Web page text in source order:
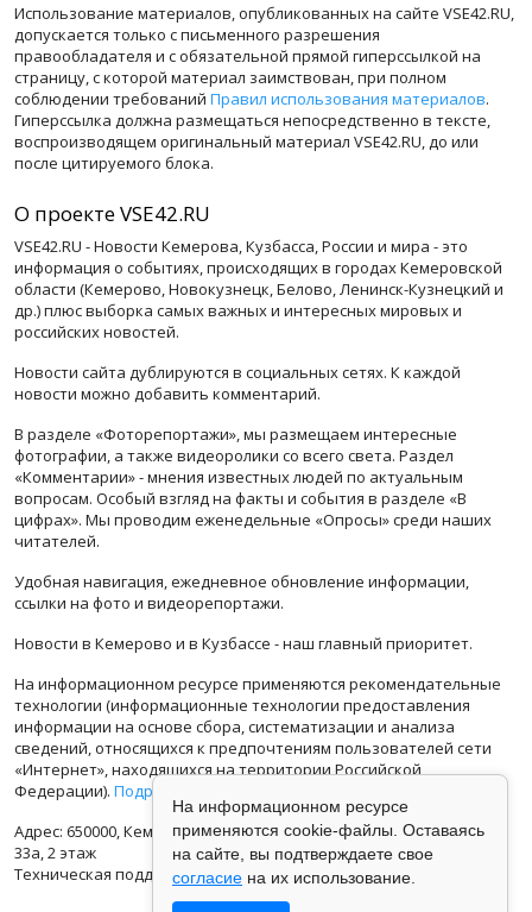
Использование материалов, опубликованных на сайте VSE42.RU,
допускается только с письменного разрешения
правообладателя и с обязательной прямой гиперссылкой на
страницу, с которой материал заимствован, при полном
соблюдении требований Правил использования материалов.
Гиперссылка должна размещаться непосредственно в тексте,
воспроизводящем оригинальный материал VSE42.RU, до или
после цитируемого блока.
О проекте VSE42.RU
VSE42.RU - Новости Кемерова, Кузбасса, России и мира - это
информация о событиях, происходящих в городах Кемеровской
области (Кемерово, Новокузнецк, Белово, Ленинск-Кузнецкий и
др.) плюс выборка самых важных и интересных мировых и
российских новостей.
Новости сайта дублируются в социальных сетях. К каждой
новости можно добавить комментарий.
В разделе «Фоторепортажи», мы размещаем интересные
фотографии, а также видеоролики со всего света. Раздел
«Комментарии» - мнения известных людей по актуальным
вопросам. Особый взгляд на факты и события в разделе «В
цифрах». Мы проводим еженедельные «Опросы» среди наших
читателей.
Удобная навигация, ежедневное обновление информации,
ссылки на фото и видеорепортажи.
Новости в Кемерово и в Кузбассе - наш главный приоритет.
На информационном ресурсе применяются рекомендательные
технологии (информационные технологии предоставления
информации на основе сбора, систематизации и анализа
сведений, относящихся к предпочтениям пользователей сети
«Интернет», находящихся на территории Российской
Федерации). Подробная информация
Адрес: 650000, Кемеровская Область, г.Кемерово, ул.Кузбасская
33а, 2 этаж
Техническая поддержка: support@vse42.ru
На информационном ресурсе
применяются cookie-файлы. Оставаясь
на сайте, вы подтверждаете свое
согласие на их использование.